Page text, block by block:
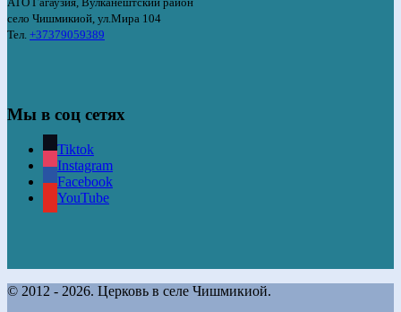
село Чишмикиой, ул.Мира 104
Тел. +37379059389
Мы в соц сетях
Tiktok
Instagram
Facebook
YouTube
© 2012 - 2026. Церковь в селе Чишмикиой.